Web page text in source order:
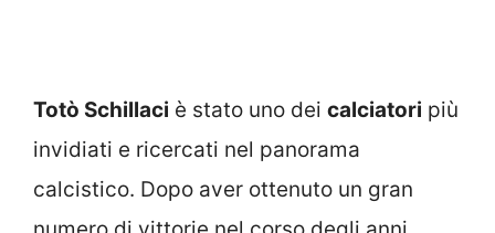
Totò Schillaci è stato uno dei calciatori più
invidiati e ricercati nel panorama
calcistico. Dopo aver ottenuto un gran